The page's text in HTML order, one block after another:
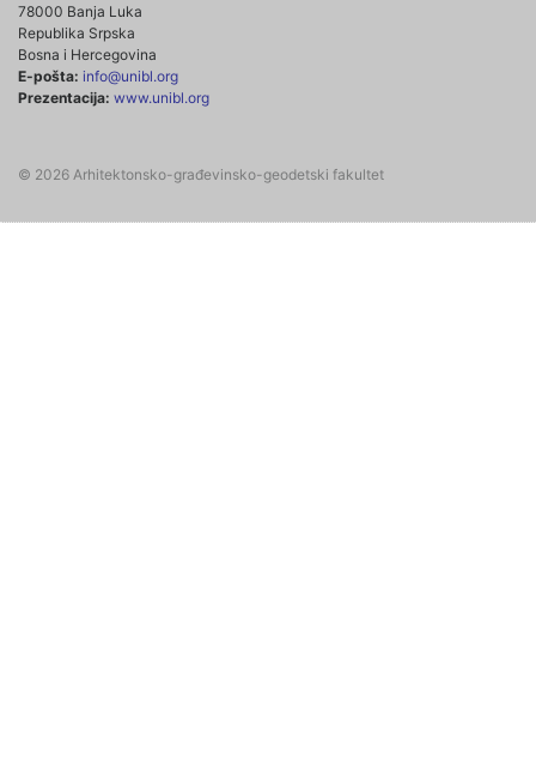
78000 Banja Luka
Republika Srpska
Bosna i Hercegovina
E-pošta: info@unibl.org
Prezentacija: www.unibl.org
© 2026 Arhitektonsko-građevinsko-geodetski fakultet